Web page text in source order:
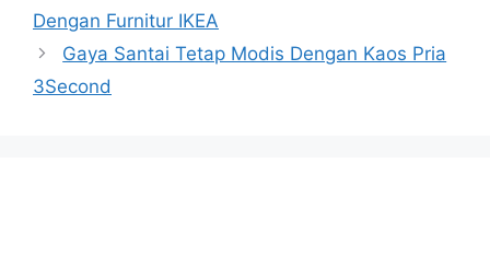
Dengan Furnitur IKEA
Gaya Santai Tetap Modis Dengan Kaos Pria
3Second